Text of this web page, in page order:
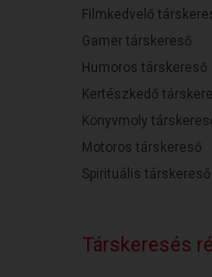
Filmkedvelő
Gamer társkereső
Humoros társkereső
Kertészkedő
Könyvmoly
Motoros társkereső
Spirituális társkereső
Társkeresés